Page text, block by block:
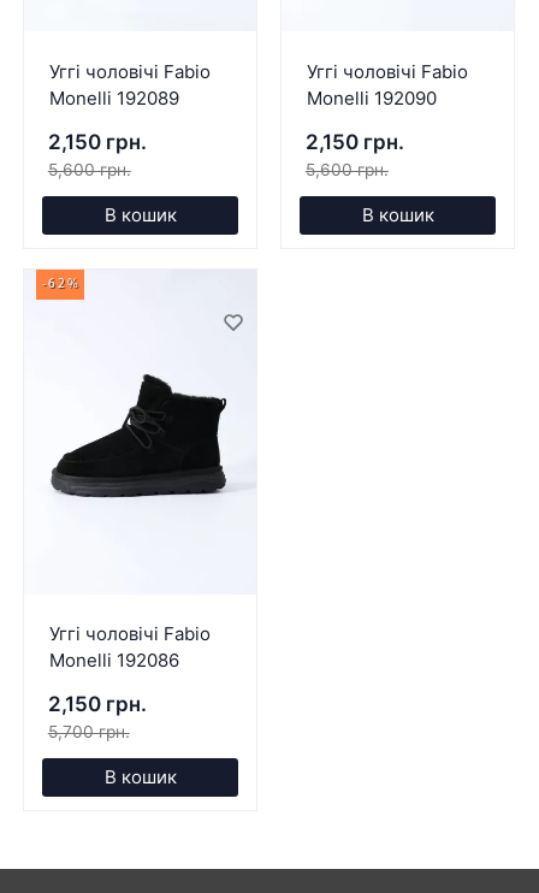
Уггі чоловічі Fabio
Monelli 192089
2,150 грн.
5,600 грн.
В кошик
Уггі чоловічі Fabio
Monelli 192090
2,150 грн.
5,600 грн.
В кошик
-62%
Уггі чоловічі Fabio
Monelli 192086
2,150 грн.
5,700 грн.
В кошик